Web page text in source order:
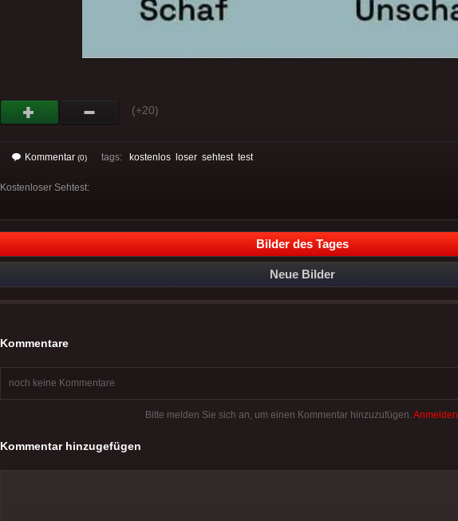
(+20)
Kommentar (0) tags: kostenlos loser sehtest test
Kostenloser Sehtest:
Bilder des Tages
Neue Bilder
Kommentare
noch keine Kommentare
Bitte melden Sie sich an, um einen Kommentar hinzuzufügen. Anmelden
Kommentar hinzugefügen